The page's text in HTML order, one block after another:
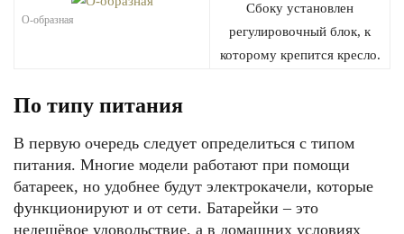
О-образная
Сбоку установлен
регулировочный блок, к
которому крепится кресло.
По типу питания
В первую очередь следует определиться с типом
питания. Многие модели работают при помощи
батареек, но удобнее будут электрокачели, которые
функционируют и от сети. Батарейки – это
недешёвое удовольствие, а в домашних условиях